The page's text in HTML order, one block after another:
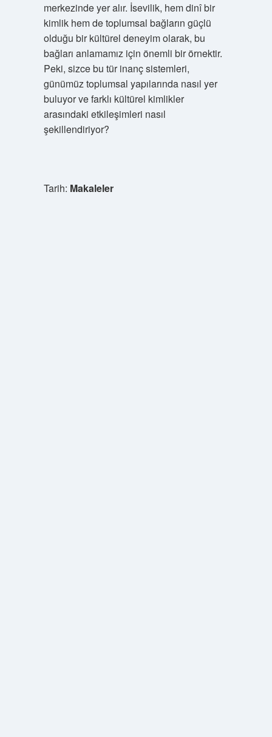
merkezinde yer alır. İsevilik, hem dinî bir
kimlik hem de toplumsal bağların güçlü
olduğu bir kültürel deneyim olarak, bu
bağları anlamamız için önemli bir örnektir.
Peki, sizce bu tür inanç sistemleri,
günümüz toplumsal yapılarında nasıl yer
buluyor ve farklı kültürel kimlikler
arasındaki etkileşimleri nasıl
şekillendiriyor?
Tarih: Makaleler